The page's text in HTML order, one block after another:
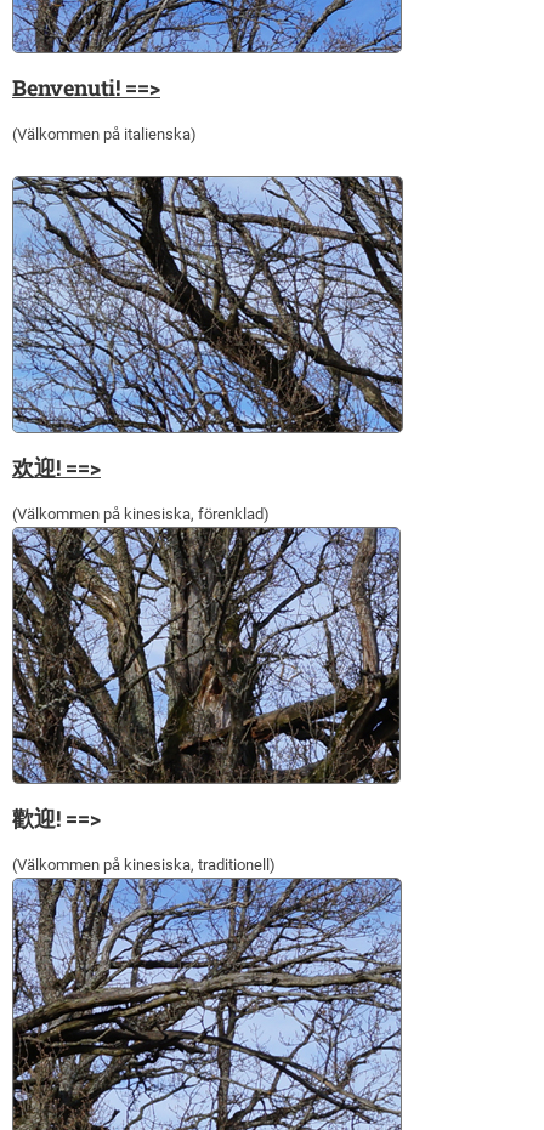
Benvenuti! ==>
(Välkommen på italienska)
欢迎! ==>
(Välkommen på kinesiska, förenklad)
歡迎! ==>
(Välkommen på kinesiska, traditionell)